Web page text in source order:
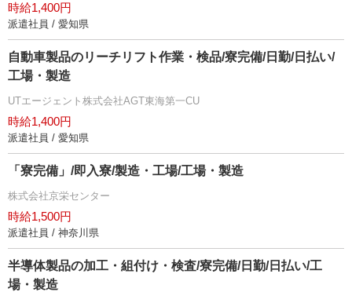
時給1,400円
派遣社員 / 愛知県
自動車製品のリーチリフト作業・検品/寮完備/日勤/日払い/
工場・製造
UTエージェント株式会社AGT東海第一CU
時給1,400円
派遣社員 / 愛知県
「寮完備」/即入寮/製造・工場/工場・製造
株式会社京栄センター
時給1,500円
派遣社員 / 神奈川県
半導体製品の加工・組付け・検査/寮完備/日勤/日払い/工
場・製造